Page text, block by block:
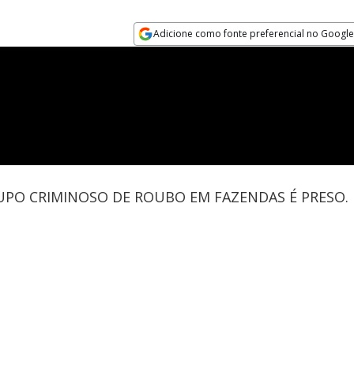
Adicione como fonte preferencial no Google
CRIMINOSO DE ROUBO EM FAZENDAS É PRESO.